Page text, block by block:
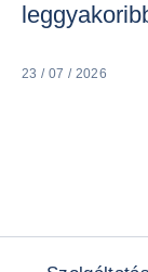
23 / 07 / 2026